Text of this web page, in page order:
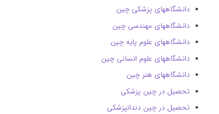
دانشگاههای پزشکی چین
دانشگاههای مهندسی چین
دانشگاههای علوم پایه چین
دانشگاههای علوم انسانی چین
دانشگاههای هنر چین
تحصیل در چین پزشکی
تحصیل در چین دندانپزشکی